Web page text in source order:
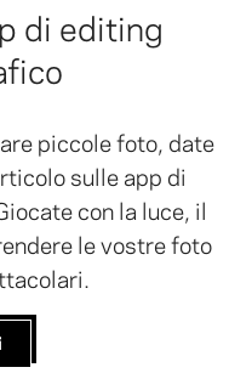
di editing
piccole foto, date
sulle app di
con la luce, il
le vostre foto